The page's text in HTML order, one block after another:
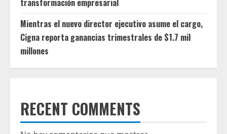
transformación empresarial
Mientras el nuevo director ejecutivo asume el cargo,
Cigna reporta ganancias trimestrales de $1.7 mil
millones
RECENT COMMENTS